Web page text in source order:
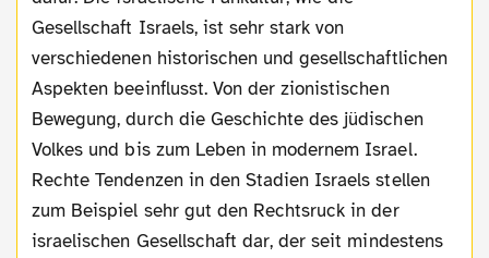
Gesellschaft Israels, ist sehr stark von
verschiedenen historischen und gesellschaftlichen
Aspekten beeinflusst. Von der zionistischen
Bewegung, durch die Geschichte des jüdischen
Volkes und bis zum Leben in modernem Israel.
Rechte Tendenzen in den Stadien Israels stellen
zum Beispiel sehr gut den Rechtsruck in der
israelischen Gesellschaft dar, der seit mindestens